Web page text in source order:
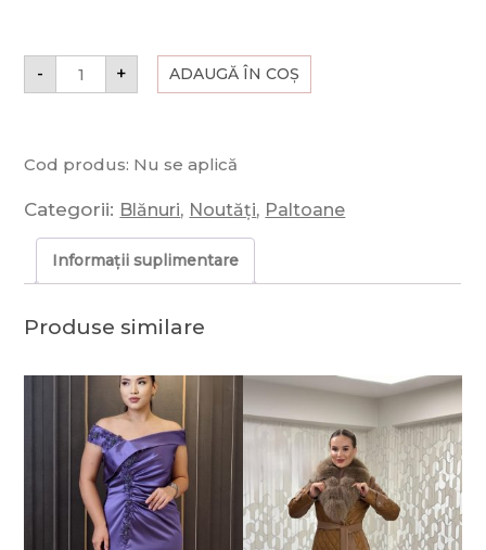
- + ADAUGĂ ÎN COȘ
Cod produs: Nu se aplică
Categorii: Blănuri, Noutăți, Paltoane
Informații suplimentare
Produse similare